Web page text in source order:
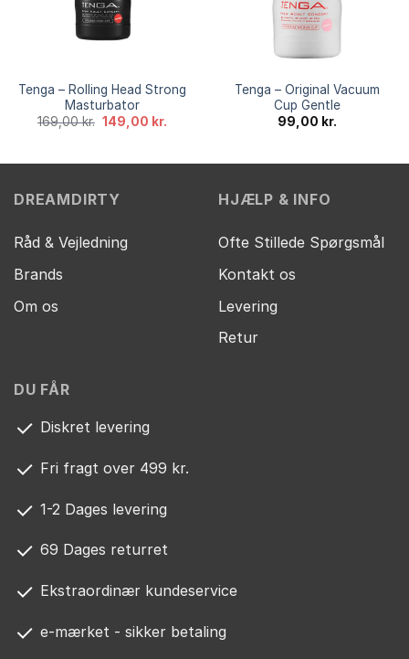
Tenga – Rolling Head Strong
Masturbator
169,00kr. Den
oprindelige
169,00 kr..
149,00 kr.
149,00 kr..
Tenga – Original Vacuum
Cup Gentle
99,00 kr.
DREAMDIRTY
Råd & Vejledning
Brands
Om os
HJÆLP & INFO
Ofte Stillede Spørgsmål
Kontakt os
Levering
Retur
DU FÅR
Diskret levering
Fri fragt over 499 kr.
1-2 Dages levering
69 Dages returret
Ekstraordinær kundeservice
e-mærket - sikker betaling